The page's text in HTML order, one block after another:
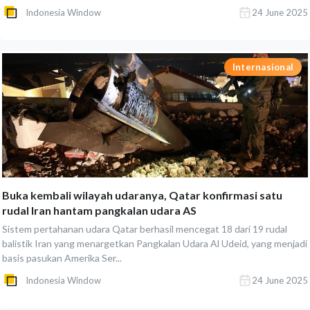
Indonesia Window 24 June 2025
Internasional
Buka kembali wilayah udaranya, Qatar konfirmasi satu
rudal Iran hantam pangkalan udara AS
Sistem pertahanan udara Qatar berhasil mencegat 18 dari 19 rudal
balistik Iran yang menargetkan Pangkalan Udara Al Udeid, yang menjadi
basis pasukan Amerika Ser...
Indonesia Window 24 June 2025